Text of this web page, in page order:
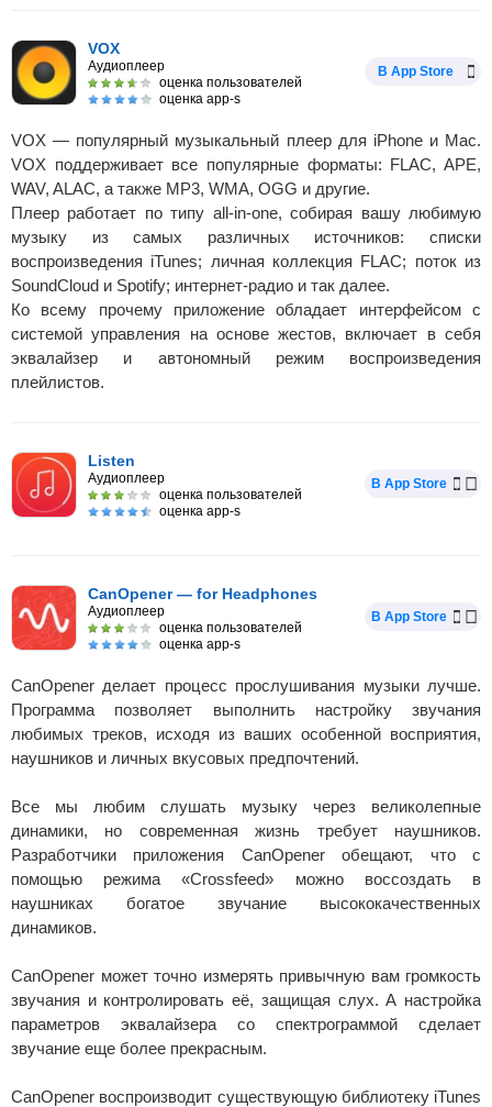
VOX
Аудиоплеер
оценка пользователей
оценка app-s
В App Store
VOX — популярный музыкальный плеер для iPhone и Mac.
VOX поддерживает все популярные форматы: FLAC, APE,
WAV, ALAC, а также MP3, WMA, OGG и другие.
Плеер работает по типу all-in-one, собирая вашу любимую
музыку из самых различных источников: списки
воспроизведения iTunes; личная коллекция FLAC; поток из
SoundCloud и Spotify; интернет-радио и так далее.
Ко всему прочему приложение обладает интерфейсом с
системой управления на основе жестов, включает в себя
эквалайзер и автономный режим воспроизведения
плейлистов.
Listen
Аудиоплеер
оценка пользователей
оценка app-s
В App Store
CanOpener — for Headphones
Аудиоплеер
оценка пользователей
оценка app-s
В App Store
CanOpener делает процесс прослушивания музыки лучше.
Программа позволяет выполнить настройку звучания
любимых треков, исходя из ваших особенной восприятия,
наушников и личных вкусовых предпочтений.
Все мы любим слушать музыку через великолепные
динамики, но современная жизнь требует наушников.
Разработчики приложения CanOpener обещают, что с
помощью режима «Crossfeed» можно воссоздать в
наушниках богатое звучание высококачественных
динамиков.
CanOpener может точно измерять привычную вам громкость
звучания и контролировать её, защищая слух. А настройка
параметров эквалайзера со спектрограммой сделает
звучание еще более прекрасным.
CanOpener воспроизводит существующую библиотеку iTunes